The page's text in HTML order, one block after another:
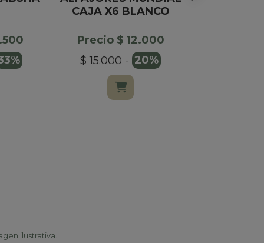
CAJA X6 BLANCO
Precio $ 12.000
$ 15.000- 20%
ilustrativa.